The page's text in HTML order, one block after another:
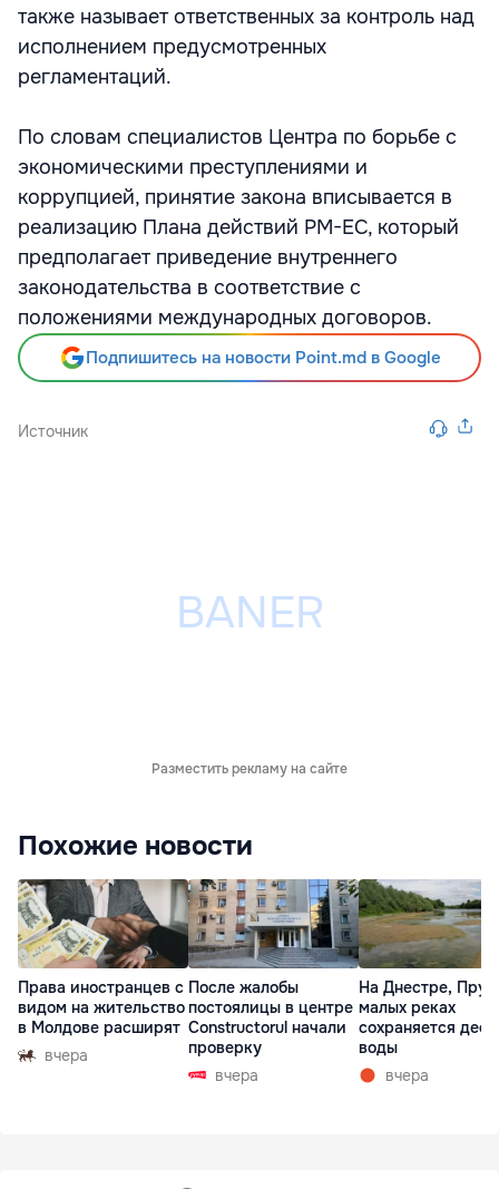
также называет ответственных за контроль над
исполнением предусмотренных
регламентаций.
По словам специалистов Центра по борьбе с
экономическими преступлениями и
коррупцией, принятие закона вписывается в
реализацию Плана действий РМ-ЕС, который
предполагает приведение внутреннего
законодательства в соответствие с
положениями международных договоров.
Подпишитесь на новости Point.md в Google
Источник
Разместить рекламу на сайте
Похожие новости
Права иностранцев с
видом на жительство
в Молдове расширят
вчера
После жалобы
постоялицы в центре
Constructorul начали
проверку
вчера
На Днестре,
малых реках
сохраняется
воды
вчера